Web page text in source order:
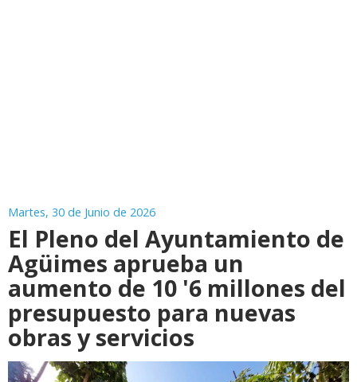
Martes, 30 de Junio de 2026
El Pleno del Ayuntamiento de
Agüimes aprueba un
aumento de 10 '6 millones del
presupuesto para nuevas
obras y servicios